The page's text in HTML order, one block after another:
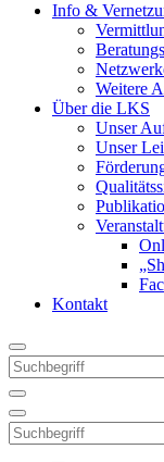
Info &
Weitere
Über die LKS
Unser
Unser
Kontakt